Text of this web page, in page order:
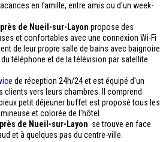
en famille, entre amis ou d'un week-
de Nueil-sur-Layon propose des
et confortables avec une connexion Wi-Fi
de leur propre salle de bains avec baignoire
téléphone et de la télévision par satellite
de réception 24h/24 et est équipé d'un
clients vers leurs chambres. Il comprend
petit déjeuner buffet est proposé tous les
et colorée de l'hôtel.
de Nueil-sur-Layon se trouve en face
et à quelques pas du centre-ville.